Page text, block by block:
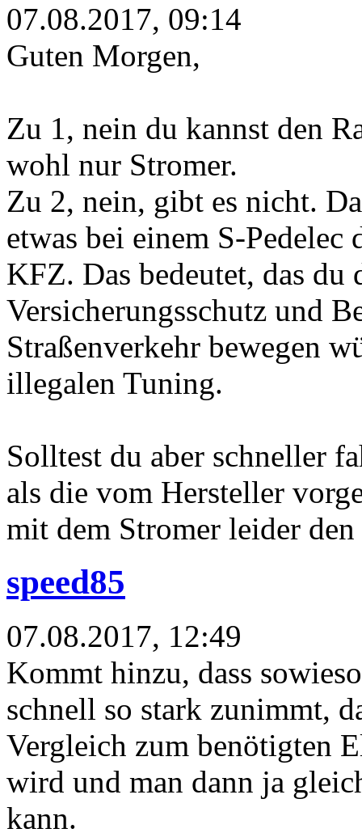
07.08.2017, 09:14
Guten Morgen,
Zu 1, nein du kannst den
wohl nur Stromer.
Zu 2, nein, gibt es nicht.
etwas bei einem S-
KFZ. Das bedeutet, das du
Versicherungsschutz und
Straßenverkehr bewegen
illegalen Tuning.
Solltest du aber schneller
als die vom Hersteller
mit dem Stromer leider
speed85
07.08.2017, 12:49
Kommt hinzu, dass
schnell so stark zunimmt,
Vergleich zum benötigten
wird und man dann ja
kann.